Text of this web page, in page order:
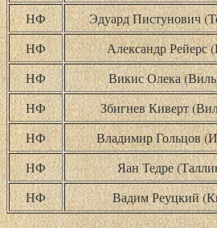
НФ Эдуард Пистунович
НФ
Александр Рейерс
НФ
Викис Олека
НФ
Збигнев Киверт
НФ
Владимир Гольцов
НФ
Яан Тедре
НФ
Вадим Реуцкий